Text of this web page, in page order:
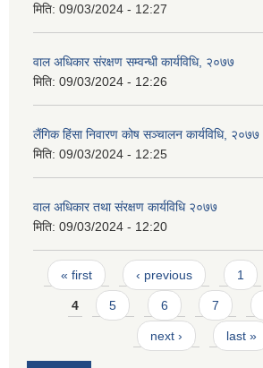
मिति: 09/03/2024 - 12:27
वाल अधिकार संरक्षण सम्वन्धी कार्यविधि, २०७७
मिति: 09/03/2024 - 12:26
लैंगिक हिंसा निवारण कोष सञ्चालन कार्यविधि, २०७७
मिति: 09/03/2024 - 12:25
वाल अधिकार तथा संरक्षण कार्यविधि २०७७
मिति: 09/03/2024 - 12:20
Pages
« first ‹ previous 1
4 5 6 7
next › last »